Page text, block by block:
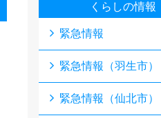
くらしの情報
緊急情報
緊急情報（羽生市）
緊急情報（仙北市）